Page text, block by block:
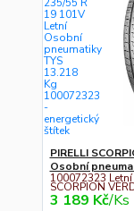
PIRELLI
Osobní
100072323
SCORPION
3 189 Kč/Ks